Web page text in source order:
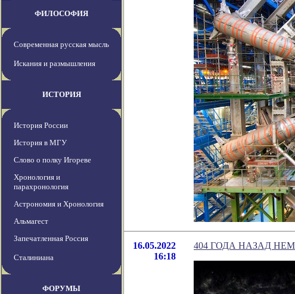
ФИЛОСОФИЯ
Современная русская мысль
Искания и размышления
ИСТОРИЯ
История России
История в МГУ
Слово о полку Игореве
Хронология и
парахронология
Астрономия и Хронология
Альмагест
Запечатленная Россия
Сталиниана
ФОРУМЫ
16.05.2022
16:18
404 ГОДА НАЗАД